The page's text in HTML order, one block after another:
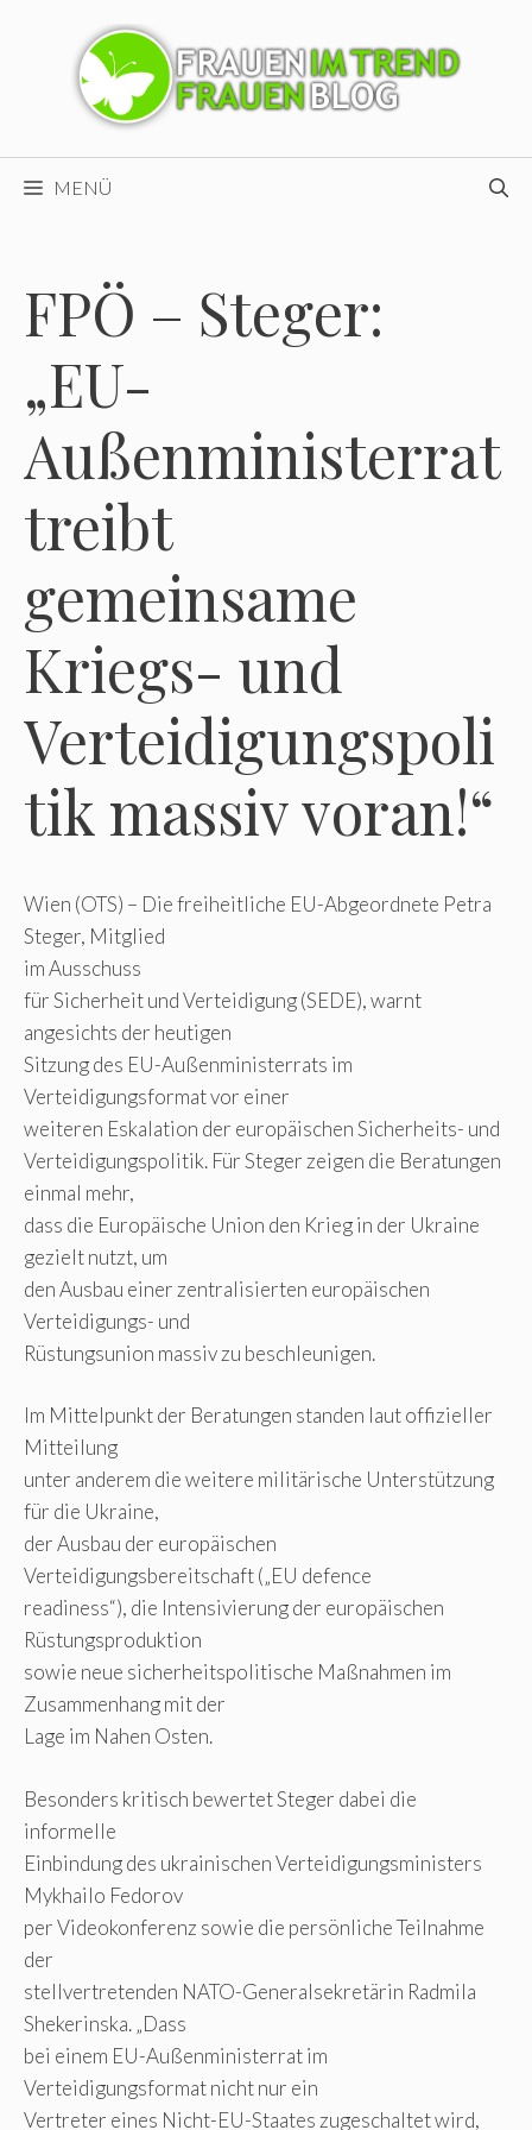
MENÜ
FPÖ – Steger:
„EU-
Außenministerrat
treibt
gemeinsame
Kriegs- und
Verteidigungspoli
tik massiv voran!“
Wien (OTS) – Die freiheitliche EU-Abgeordnete Petra
Steger, Mitglied
im Ausschuss
für Sicherheit und Verteidigung (SEDE), warnt
angesichts der heutigen
Sitzung des EU-Außenministerrats im
Verteidigungsformat vor einer
weiteren Eskalation der europäischen Sicherheits- und
Verteidigungspolitik. Für Steger zeigen die Beratungen
einmal mehr,
dass die Europäische Union den Krieg in der Ukraine
gezielt nutzt, um
den Ausbau einer zentralisierten europäischen
Verteidigungs- und
Rüstungsunion massiv zu beschleunigen.
Im Mittelpunkt der Beratungen standen laut offizieller
Mitteilung
unter anderem die weitere militärische Unterstützung
für die Ukraine,
der Ausbau der europäischen
Verteidigungsbereitschaft („EU defence
readiness“), die Intensivierung der europäischen
Rüstungsproduktion
sowie neue sicherheitspolitische Maßnahmen im
Zusammenhang mit der
Lage im Nahen Osten.
Besonders kritisch bewertet Steger dabei die
informelle
Einbindung des ukrainischen Verteidigungsministers
Mykhailo Fedorov
per Videokonferenz sowie die persönliche Teilnahme
der
stellvertretenden NATO-Generalsekretärin Radmila
Shekerinska. „Dass
bei einem EU-Außenministerrat im
Verteidigungsformat nicht nur ein
Vertreter eines Nicht-EU-Staates zugeschaltet wird,